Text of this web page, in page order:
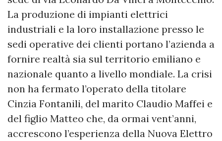
La produzione di impianti elettrici
industriali e la loro installazione presso le
sedi operative dei clienti portano l’azienda a
fornire realtà sia sul territorio emiliano e
nazionale quanto a livello mondiale. La crisi
non ha fermato l’operato della titolare
Cinzia Fontanili, del marito Claudio Maffei e
del figlio Matteo che, da ormai vent’anni,
accrescono l’esperienza della Nuova Elettro